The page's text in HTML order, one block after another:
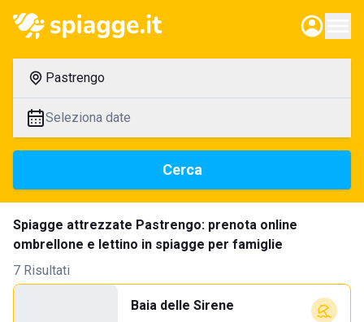
Pastrengo
Seleziona date
Cerca
Spiagge attrezzate Pastrengo: prenota online
ombrellone e lettino in spiagge per famiglie
7 Risultati
Baia delle Sirene